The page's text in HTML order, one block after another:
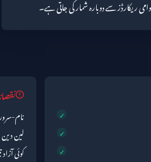
نام-
لین
کوئی